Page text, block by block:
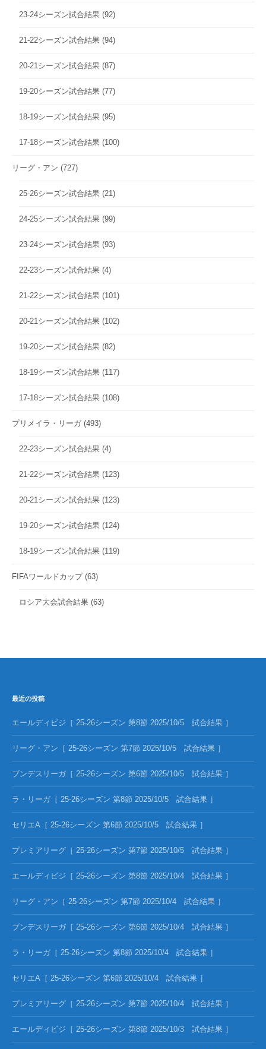
23-24シーズン試合結果 (92)
21-22シーズン試合結果 (94)
20-21シーズン試合結果 (87)
19-20シーズン試合結果 (77)
18-19シーズン試合結果 (95)
17-18シーズン試合結果 (100)
リーグ・アン (727)
25-26シーズン試合結果 (21)
24-25シーズン試合結果 (99)
23-24シーズン試合結果 (93)
22-23シーズン試合結果 (4)
21-22シーズン試合結果 (101)
20-21シーズン試合結果 (102)
19-20シーズン試合結果 (82)
18-19シーズン試合結果 (117)
17-18シーズン試合結果 (108)
プリメイラ・リーガ (493)
22-23シーズン試合結果 (4)
21-22シーズン試合結果 (123)
20-21シーズン試合結果 (123)
19-20シーズン試合結果 (124)
18-19シーズン試合結果 (119)
FIFAワールドカップ(63)
ロシア大会試合結果 (63)
最近の投稿
エールディビジ［ 25-26シーズン 第8節 2025/10/5 試合結果 ］
リーグ・アン［ 25-26シーズン 第7節 2025/10/5 試合結果 ］
ブンデスリーガ［ 25-26シーズン 第6節 2025/10/5 試合結果 ］
ラ・リーガ［ 25-26シーズン 第8節 2025/10/5 試合結果 ］
セリエA［ 25-26シーズン 第6節 2025/10/5 試合結果 ］
プレミアリーグ［ 25-26シーズン 第7節 2025/10/5 試合結果 ］
エールディビジ［ 25-26シーズン 第8節 2025/10/4 試合結果 ］
リーグ・アン［ 25-26シーズン 第7節 2025/10/4 試合結果 ］
ブンデスリーガ［ 25-26シーズン 第6節 2025/10/4 試合結果 ］
ラ・リーガ［ 25-26シーズン 第8節 2025/10/4 試合結果 ］
セリエA［ 25-26シーズン 第6節 2025/10/4 試合結果 ］
プレミアリーグ［ 25-26シーズン 第7節 2025/10/4 試合結果 ］
エールディビジ［ 25-26シーズン 第8節 2025/10/3 試合結果 ］